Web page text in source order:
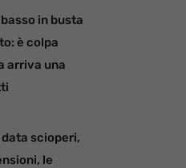
in busta
è colpa
arriva una
scioperi,
le